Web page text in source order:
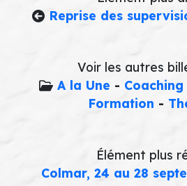
Reprise des
Voir les autres
A la Une - Coaching
Formation -
Élément plus
Colmar, 24 au 28